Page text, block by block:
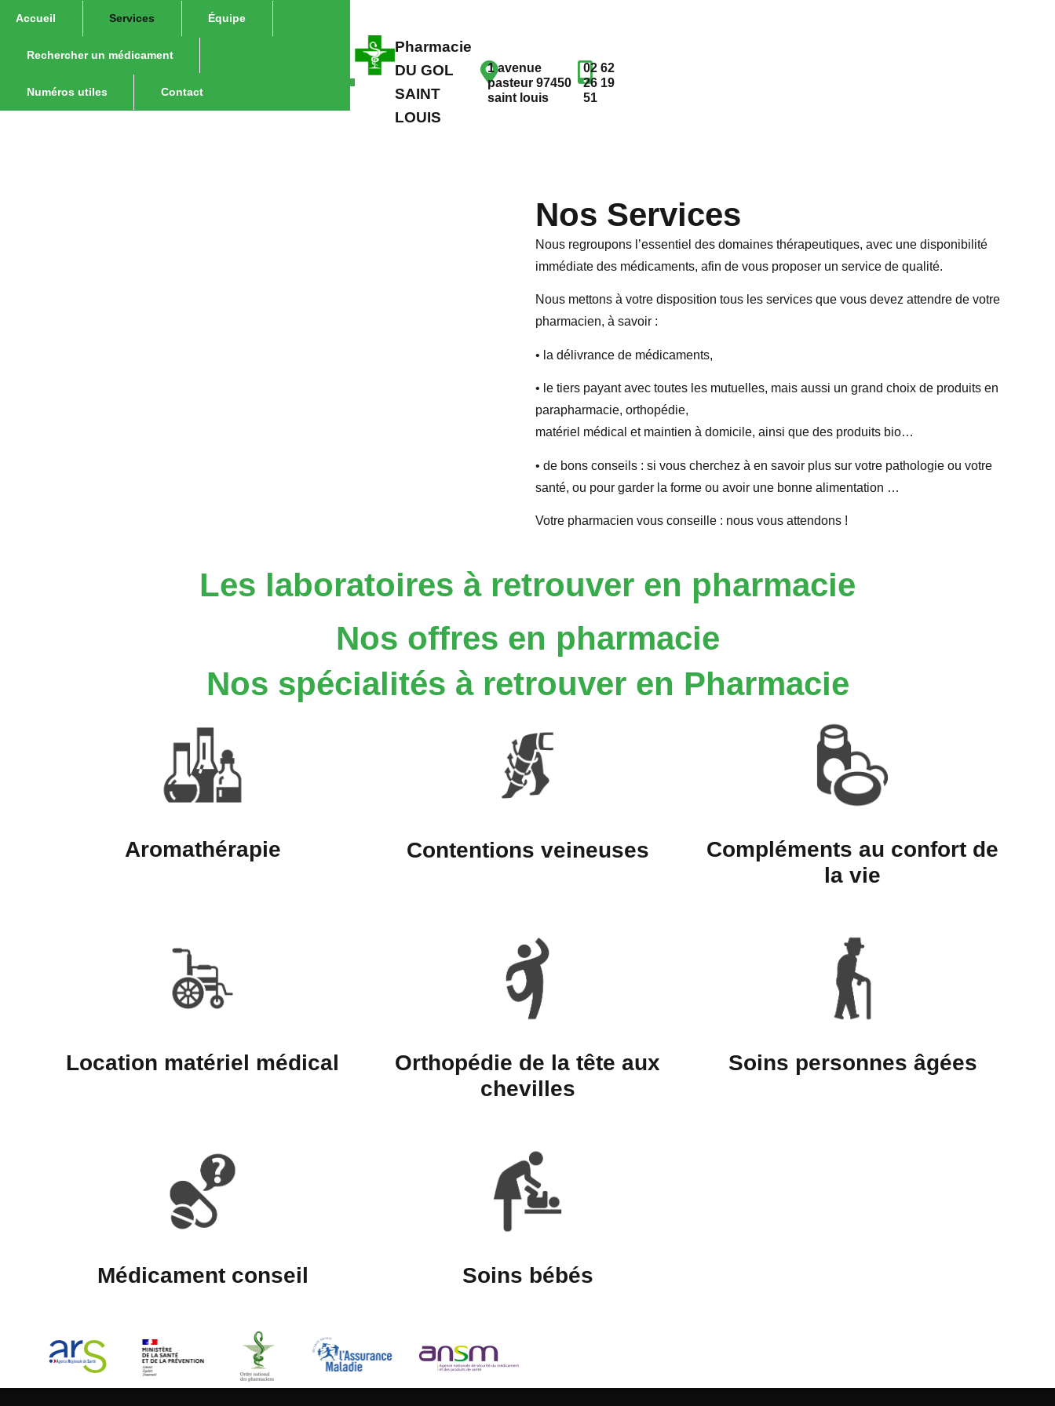
Pharmacie
DU GOL
SAINT
LOUIS
1 avenue
pasteur 97450
saint louis
02 62
26 19
51
Accueil Services Équipe
Rechercher un médicament
Numéros utiles Contact
Nos Services
Nous regroupons l’essentiel des domaines thérapeutiques, avec une disponibilité
immédiate des médicaments, afin de vous proposer un service de qualité.
Nous mettons à votre disposition tous les services que vous devez attendre de votre
pharmacien, à savoir :
• la délivrance de médicaments,
• le tiers payant avec toutes les mutuelles, mais aussi un grand choix de produits en
parapharmacie, orthopédie,
matériel médical et maintien à domicile, ainsi que des produits bio…
• de bons conseils : si vous cherchez à en savoir plus sur votre pathologie ou votre
santé, ou pour garder la forme ou avoir une bonne alimentation …
Votre pharmacien vous conseille : nous vous attendons !
Les laboratoires à retrouver en pharmacie
Nos offres en pharmacie
Nos spécialités à retrouver en Pharmacie
Aromathérapie Contentions veineuses
Compléments au confort de
la vie
Location matériel médical
Orthopédie de la tête aux
chevilles
Soins personnes âgées
Médicament conseil Soins bébés